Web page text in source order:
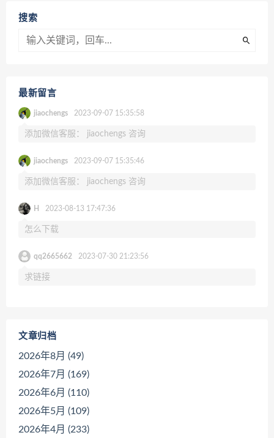
搜索
最新留言
jiaochengs 2023-09-07 15:35:58
添加微信客服： jiaochengs 咨询
jiaochengs 2023-09-07 15:35:46
添加微信客服： jiaochengs 咨询
H 2023-08-13 17:47:36
怎么下载
qq2665662 2023-07-30 21:23:56
求链接
文章归档
2026年8月 (49)
2026年7月 (169)
2026年6月 (110)
2026年5月 (109)
2026年4月 (233)